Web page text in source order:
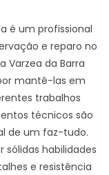
é um profissional
e reparo no
Varzea da Barra
mantê-las em
trabalhos
técnicos são
de um faz-tudo.
sólidas habilidades
e resistência